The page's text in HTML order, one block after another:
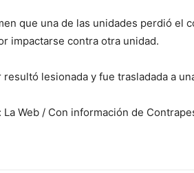
que una de las unidades perdió el
impactarse contra otra unidad.
resultó lesionada y fue trasladada a
La Web / Con información de